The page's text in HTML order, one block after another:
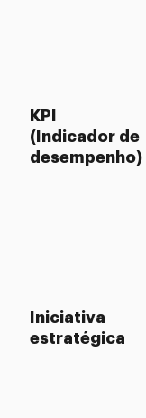
KPI
(Indicador de
desempenho)
Iniciativa
estratégica